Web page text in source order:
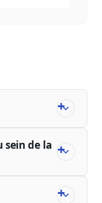
sein de la